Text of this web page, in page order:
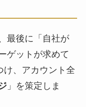
最後に「自社が
ゲットが求めて
け、アカウント全
」を策定しま